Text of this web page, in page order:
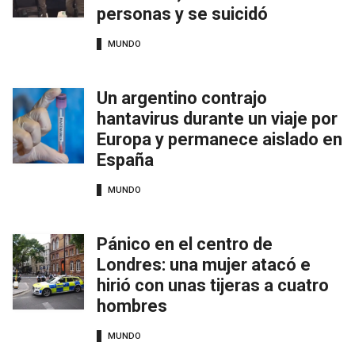
personas y se suicidó
MUNDO
Un argentino contrajo
hantavirus durante un viaje por
Europa y permanece aislado en
España
MUNDO
Pánico en el centro de
Londres: una mujer atacó e
hirió con unas tijeras a cuatro
hombres
MUNDO